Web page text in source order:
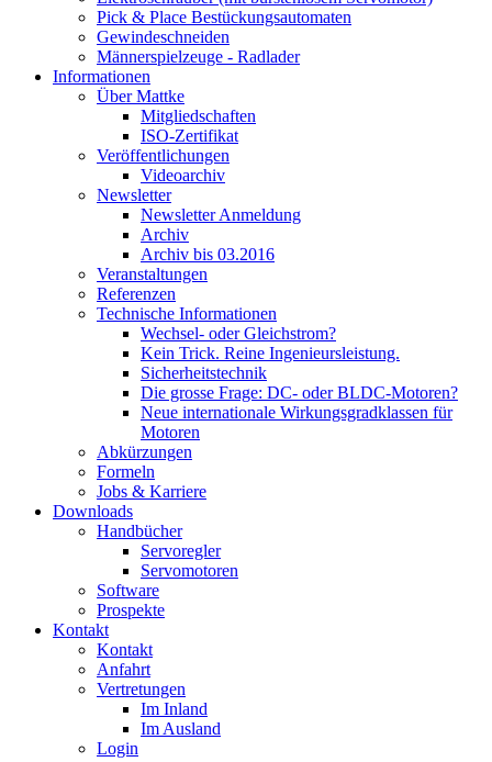
Pick & Place Bestückungsautomaten
Gewindeschneiden
Männerspielzeuge - Radlader
Informationen
Über Mattke
Mitgliedschaften
ISO-Zertifikat
Veröffentlichungen
Videoarchiv
Newsletter
Newsletter Anmeldung
Archiv
Archiv bis 03.2016
Veranstaltungen
Referenzen
Technische Informationen
Wechsel- oder Gleichstrom?
Kein Trick. Reine Ingenieursleistung.
Sicherheitstechnik
Die grosse Frage: DC- oder BLDC-Motoren?
Neue internationale Wirkungsgradklassen für
Motoren
Abkürzungen
Formeln
Jobs & Karriere
Downloads
Handbücher
Servoregler
Servomotoren
Software
Prospekte
Kontakt
Kontakt
Anfahrt
Vertretungen
Im Inland
Im Ausland
Login